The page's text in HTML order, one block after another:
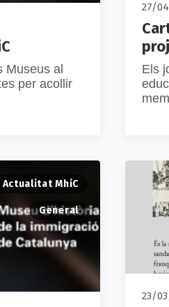
Museus al
per acollir
27/
Els
Actualitat MhiC
General
23/